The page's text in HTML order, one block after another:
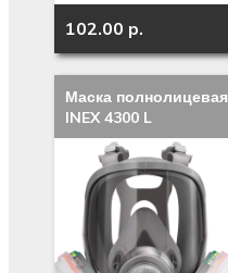
102.00 p.
Маска полнолицевая
INEX 4300 L